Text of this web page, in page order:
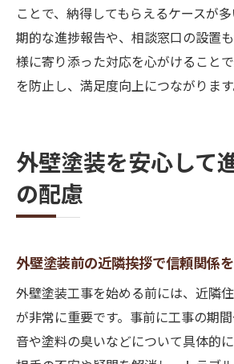
ことで、納得してもらえるケースが
期的な進捗報告や、相談窓口の設置
様に寄り添った対応を心がけること
を防止し、満足度向上につながります
外壁塗装を安心して
の配慮
外壁塗装前の近隣挨拶で信頼関係
外壁塗装工事を始める前には、近隣
が非常に重要です。事前に工事の期
音や塗料の臭いなどについて具体的に